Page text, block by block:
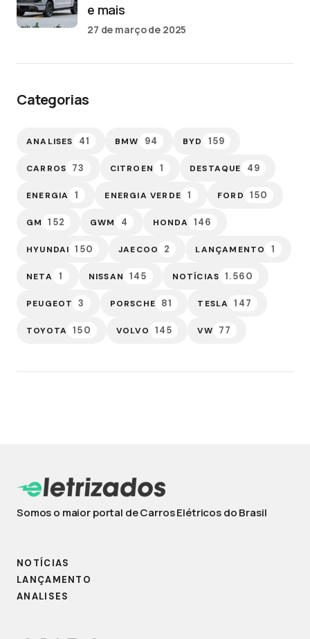
e mais
27 de março de 2025
Categorias
ANALISES 41 BMW 94 BYD 159
CARROS 73 CITROEN 1 DESTAQUE 49
ENERGIA 1 ENERGIA VERDE 1 FORD 150
GM 152 GWM 4 HONDA 146
HYUNDAI 150 JAECOO 2 LANÇAMENTO 1
NETA 1 NISSAN 145 NOTÍCIAS 1.560
PEUGEOT 3 PORSCHE 81 TESLA 147
TOYOTA 150 VOLVO 145 VW 77
Somos o maior portal de Carros Elétricos do Brasil
NOTÍCIAS
LANÇAMENTO
ANALISES